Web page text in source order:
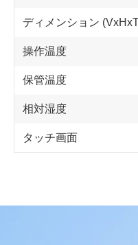
ディメンション
操作温度
保管温度
相対湿度
タッチ画面